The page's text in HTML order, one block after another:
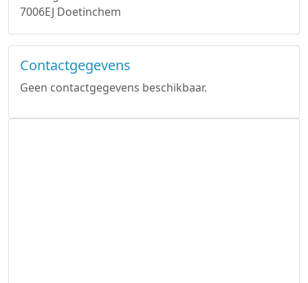
7006EJ Doetinchem
Contactgegevens
Geen contactgegevens beschikbaar.